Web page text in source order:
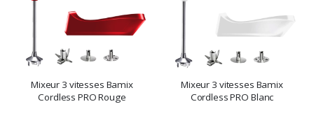
Mixeur 3 vitesses Bamix
Cordless PRO Rouge
Mixeur 3 vitesses Bamix
Cordless PRO Blanc